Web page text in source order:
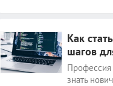
Как
шагов
знать